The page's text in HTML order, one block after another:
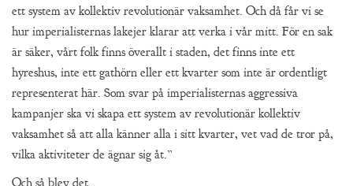
ett system av kollektiv revolutionär vaksamhet. Och då får vi se
hur imperialisternas lakejer klarar att verka i vår mitt. För en sak
är säker, vårt folk finns överallt i staden, det finns inte ett
hyreshus, inte ett gathörn eller ett kvarter som inte är ordentligt
representerat här. Som svar på imperialisternas aggressiva
kampanjer ska vi skapa ett system av revolutionär kollektiv
vaksamhet så att alla känner alla i sitt kvarter, vet vad de tror på,
vilka aktiviteter de ägnar sig åt.”